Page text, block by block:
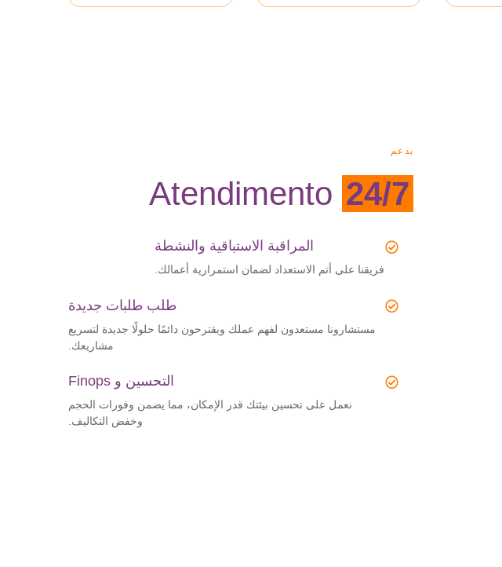
يدعم
Atendimento 24/7
المراقبة الاستباقية والنشطة
فريقنا على أتم الاستعداد لضمان استمرارية أعمالك.
طلب طلبات جديدة
مستشارونا مستعدون لفهم عملك ويقترحون دائمًا حلولًا جديدة لتسريع
مشاريعك.
التحسين و Finops
نعمل على تحسين بيئتك قدر الإمكان، مما يضمن وفورات الحجم
وخفض التكاليف.